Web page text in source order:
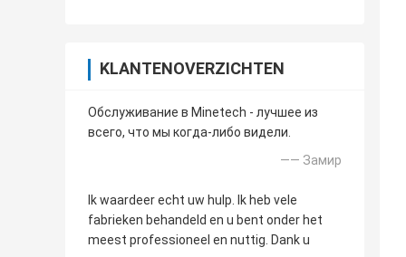
KLANTENOVERZICHTEN
Обслуживание в Minetech - лучшее из
всего, что мы когда-либо видели.
—— Замир
Ik waardeer echt uw hulp. Ik heb vele
fabrieken behandeld en u bent onder het
meest professioneel en nuttig. Dank u